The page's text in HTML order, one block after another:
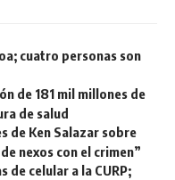
cuatro personas son
de 181 mil millones de
de salud
de Ken Salazar sobre
nexos con el crimen”
de celular a la CURP;